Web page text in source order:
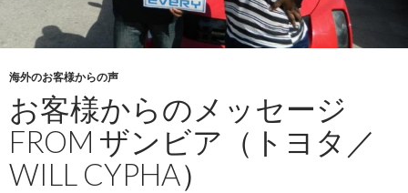
海外のお客様からの声
お客様からのメッセージ
FROM ザンビア（トヨタ／
WILL CYPHA）